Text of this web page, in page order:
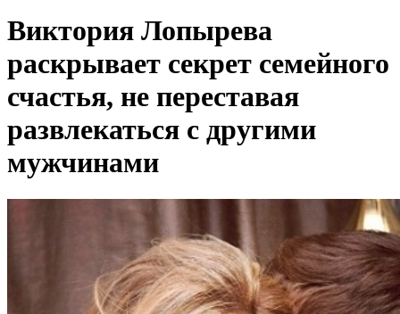
Виктория Лопырева
раскрывает секрет семейного
счастья, не переставая
развлекаться с другими
мужчинами